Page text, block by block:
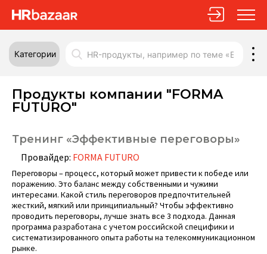
Категории
Продукты компании "FORMA
FUTURO"
Тренинг «Эффективные переговоры»
Провайдер: FORMA FUTURO
Переговоры – процесс, который может привести к победе или
поражению. Это баланс между собственными и чужими
интересами. Какой стиль переговоров предпочтительней
жесткий, мягкий или принципиальный? Чтобы эффективно
проводить переговоры, лучше знать все 3 подхода. Данная
программа разработана с учетом российской специфики и
систематизированного опыта работы на телекоммуникационном
рынке.